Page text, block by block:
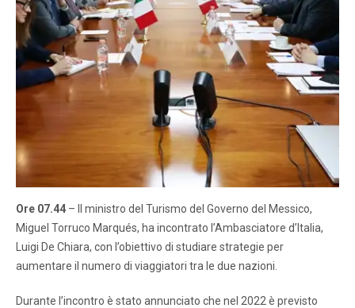
Ore 07.44 – Il ministro del Turismo del Governo del Messico,
Miguel Torruco Marqués, ha incontrato l’Ambasciatore d’Italia,
Luigi De Chiara, con l’obiettivo di studiare strategie per
aumentare il numero di viaggiatori tra le due nazioni.
Durante l’incontro è stato annunciato che nel 2022 è previsto